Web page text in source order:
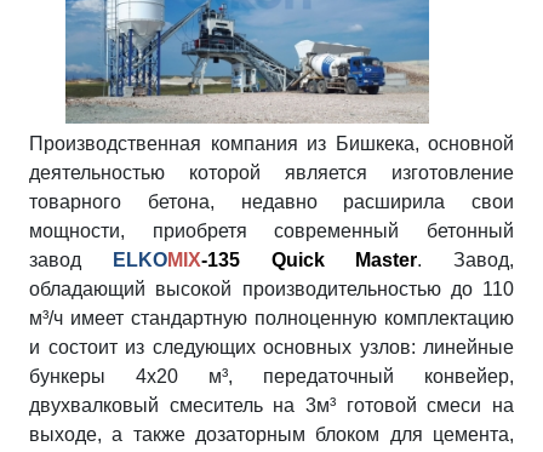
Производственная компания из Бишкека, основной
деятельностью которой является изготовление
товарного бетона, недавно расширила свои
мощности, приобретя современный бетонный
завод
ELKOMIX-135 Quick Master. Завод,
обладающий высокой производительностью до 110
м³/ч имеет стандартную полноценную комплектацию
и состоит из следующих основных узлов: линейные
бункеры 4х20 м³, передаточный конвейер,
двухвалковый смеситель на 3м³ готовой смеси на
выходе, а также дозаторным блоком для цемента,